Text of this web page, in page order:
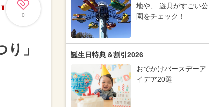
0
」
地や、 遊具がすごい公
園をチェック！
誕生日特典＆割引2026
おでかけバースデーア
イデア20選